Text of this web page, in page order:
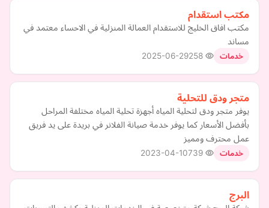
مكتب استقدام
مكتب افاق الخليج للاستقدام العمالة المنزلية في الاحساء معتمد في
مساند
خدمات 2025-06-29
متجر ودق للتحلية
يوفر متجر ودق لتحلية المياه أجهزة تحلية المياه مختلفة المراحل
بأفضل الأسعار كما يوفر خدمة صيانة الفلانر في بريدة على يد فريق
عمل محترف ومميز
خدمات 2023-04-10
البرج